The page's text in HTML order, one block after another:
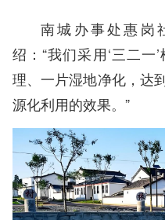
南城办事处惠岗
绍：“我们采用‘三二
理、一片湿地净化，达
源化利用的效果。”